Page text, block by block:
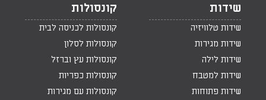
שידות
שידות טלוויזיה
שידות מגירות
שידות לילה
שידות למטבח
שידות פתוחות
קונסולות
קונסולות לכניסה לבית
קונסולות לסלון
קונסולות עץ וברזל
קונסולות כפריות
קונסולות עם מגירות